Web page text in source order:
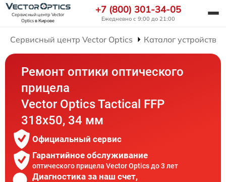
Сервисный центр Vector
Opticsв Кирове
+7 (800) 301-34-05
Ежедневно с 9:00 до 21:00
Сервисный центр Vector Optics Каталог устройств
Ремонт оптики оптического
прицела
Vector Optics Tactical FFP
318x50, 34 мм
Официальный сервис
Гарантийное обслуживание
оптического прицела Vector Optics до 3 лет
Диагностика за наш счет,